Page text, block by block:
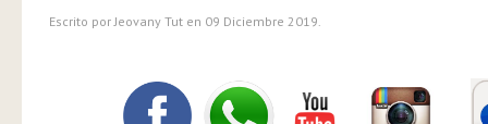
Escrito por Jeovany Tut en 09 Diciembre 2019.